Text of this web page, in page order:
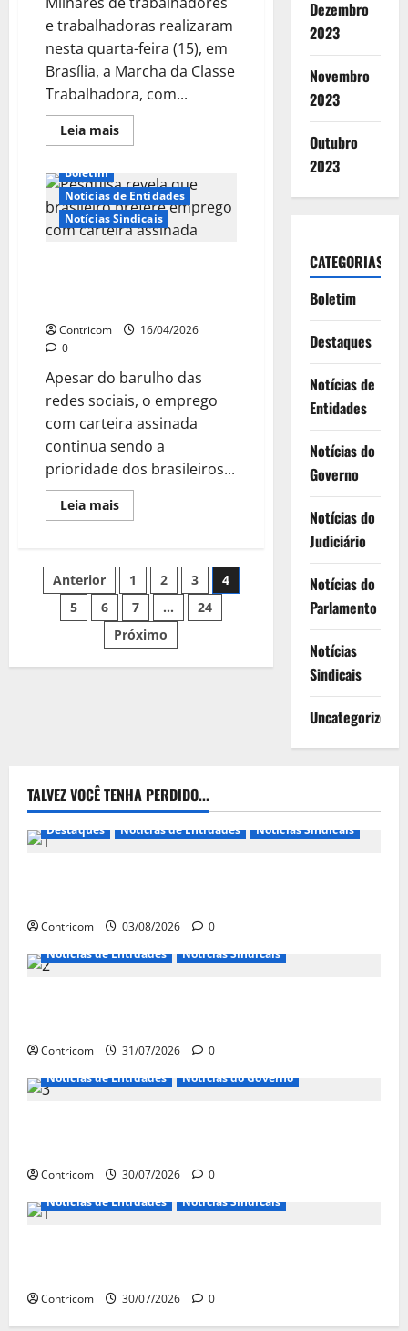
e trabalhadoras realizaram
nesta quarta-feira (15), em
Brasília, a Marcha da Classe
Trabalhadora, com...
Leia maisLeia
mais
da
construção
e
do
mobiliário
Brasília
Boletim
Notícias de Entidades
Notícias Sindicais
Contricom
16/04/2026
0
Apesar do barulho das
redes sociais, o emprego
com carteira assinada
continua sendo a
prioridade dos brasileiros...
Leia maisLeia
mais
que
brasileiro
prefere
emprego
com
carteira
assinada
Paginação
dos
conteúdos
Anterior 1 2 3
4
5
6 7 …
24
Próximo
Dezembro
2023
Novembro
2023
Outubro
2023
CATEGORIAS
Boletim
Destaques
Notícias de
Entidades
Notícias do
Governo
Notícias do
Judiciário
Notícias do
Parlamento
Notícias
Sindicais
Uncategorized
TALVEZ VOCÊ TENHA PERDIDO...
Destaques Notícias de Entidades Notícias Sindicais
Contricom 03/08/2026
0
Notícias de Entidades
Notícias Sindicais
Contricom 31/07/2026
0
Notícias de Entidades
Notícias do Governo
Contricom 30/07/2026
0
Notícias de Entidades
Notícias Sindicais
Contricom 30/07/2026 0